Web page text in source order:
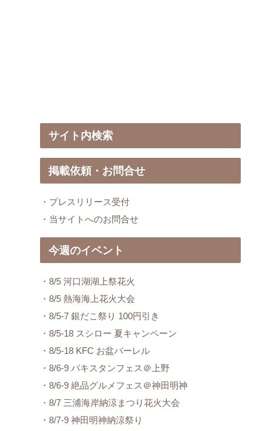
サイト内検索
掲載依頼・お問合せ
・プレスリリース受付
・当サイトへのお問合せ
今週のイベント
・8/5 河口湖湖上祭花火
・8/5 熱海海上花火大会
・8/5-7 銀だこ祭り 100円引き
・8/5-18 スシロー 夏キャンペーン
・8/5-18 KFC お盆バーレル
・8/6-9 パキスタンフェス＠上野
・8/6-9 絶品グルメフェス＠神田明神
・8/7 三浦海岸納涼まつり花火大会
・8/7-9 神田明神納涼祭り